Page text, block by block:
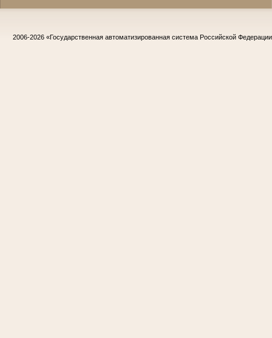
2006-2026 «Государственная автоматизированная система Российской